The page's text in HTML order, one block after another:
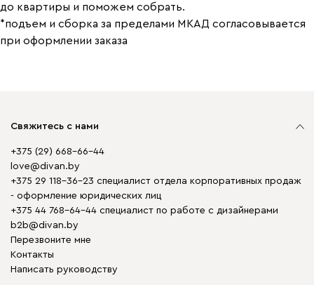
до квартиры и поможем собрать.
*подъем и сборка за пределами МКАД согласовывается
при оформлении заказа
Свяжитесь с нами
+375 (29) 668-66-44
love@divan.by
+375 29 118-36-23 специалист отдела корпоративных продаж
- оформление юридических лиц
+375 44 768-64-44 специалист по работе с дизайнерами
b2b@divan.by
Перезвоните мне
Контакты
Написать руководству